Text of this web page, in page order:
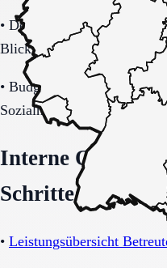
• Demenzbezogene
Blick auf
• Budget-/
Sozialhilfe möglich).
Interne
Schritte
• Leistungsübersicht